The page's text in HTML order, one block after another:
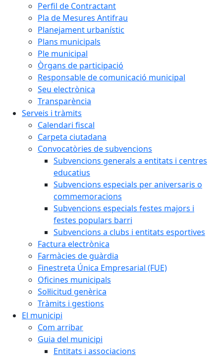
Perfil de Contractant
Pla de Mesures Antifrau
Planejament urbanístic
Plans municipals
Ple municipal
Òrgans de participació
Responsable de comunicació municipal
Seu electrònica
Transparència
Serveis i tràmits
Calendari fiscal
Carpeta ciutadana
Convocatòries de subvencions
Subvencions generals a entitats i centres
educatius
Subvencions especials per aniversaris o
commemoracions
Subvencions especials festes majors i
festes populars barri
Subvencions a clubs i entitats esportives
Factura electrònica
Farmàcies de guàrdia
Finestreta Única Empresarial (FUE)
Oficines municipals
Sol·licitud genèrica
Tràmits i gestions
El municipi
Com arribar
Guia del municipi
Entitats i associacions